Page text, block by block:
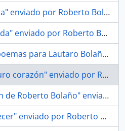
por Roberto Bolaño a Soledad Bianchi
por Roberto Bolaño a Soledad Bianchi
Bolaño" enviado por Roberto Bolaño a Soledad Bianchi
por Roberto Bolaño a Soledad Bianchi
enviado por Roberto Bolaño a Soledad Bianchi
por Roberto Bolaño a Soledad Bianchi